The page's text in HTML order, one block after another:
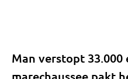
Man verstopt